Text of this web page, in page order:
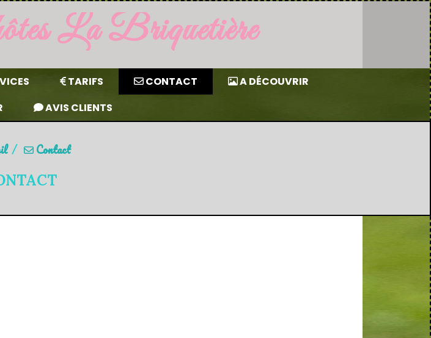
La Briquetière
TARIFS CONTACT
A DÉCOUVRIR
AVIS CLIENTS
Contact